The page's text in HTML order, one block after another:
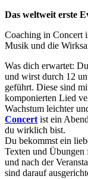
Das weltweit erste
Coaching in Concert
Musik und die
Was dich erwartet:
und wirst durch 12
geführt. Diese sind
komponierten Lied
Wachstum leichter
Concert ist ein
du wirklich bist.
Du bekommst ein
Texten und Übungen
und nach der
sind darauf